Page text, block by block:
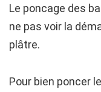
Le poncage des
ne pas voir la
plâtre.
Pour bien poncer